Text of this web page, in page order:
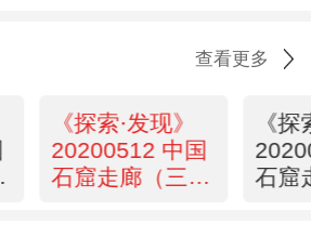
查看更多
《探索·发现》
20200512 中国
石窟走廊（三）
《
石窟